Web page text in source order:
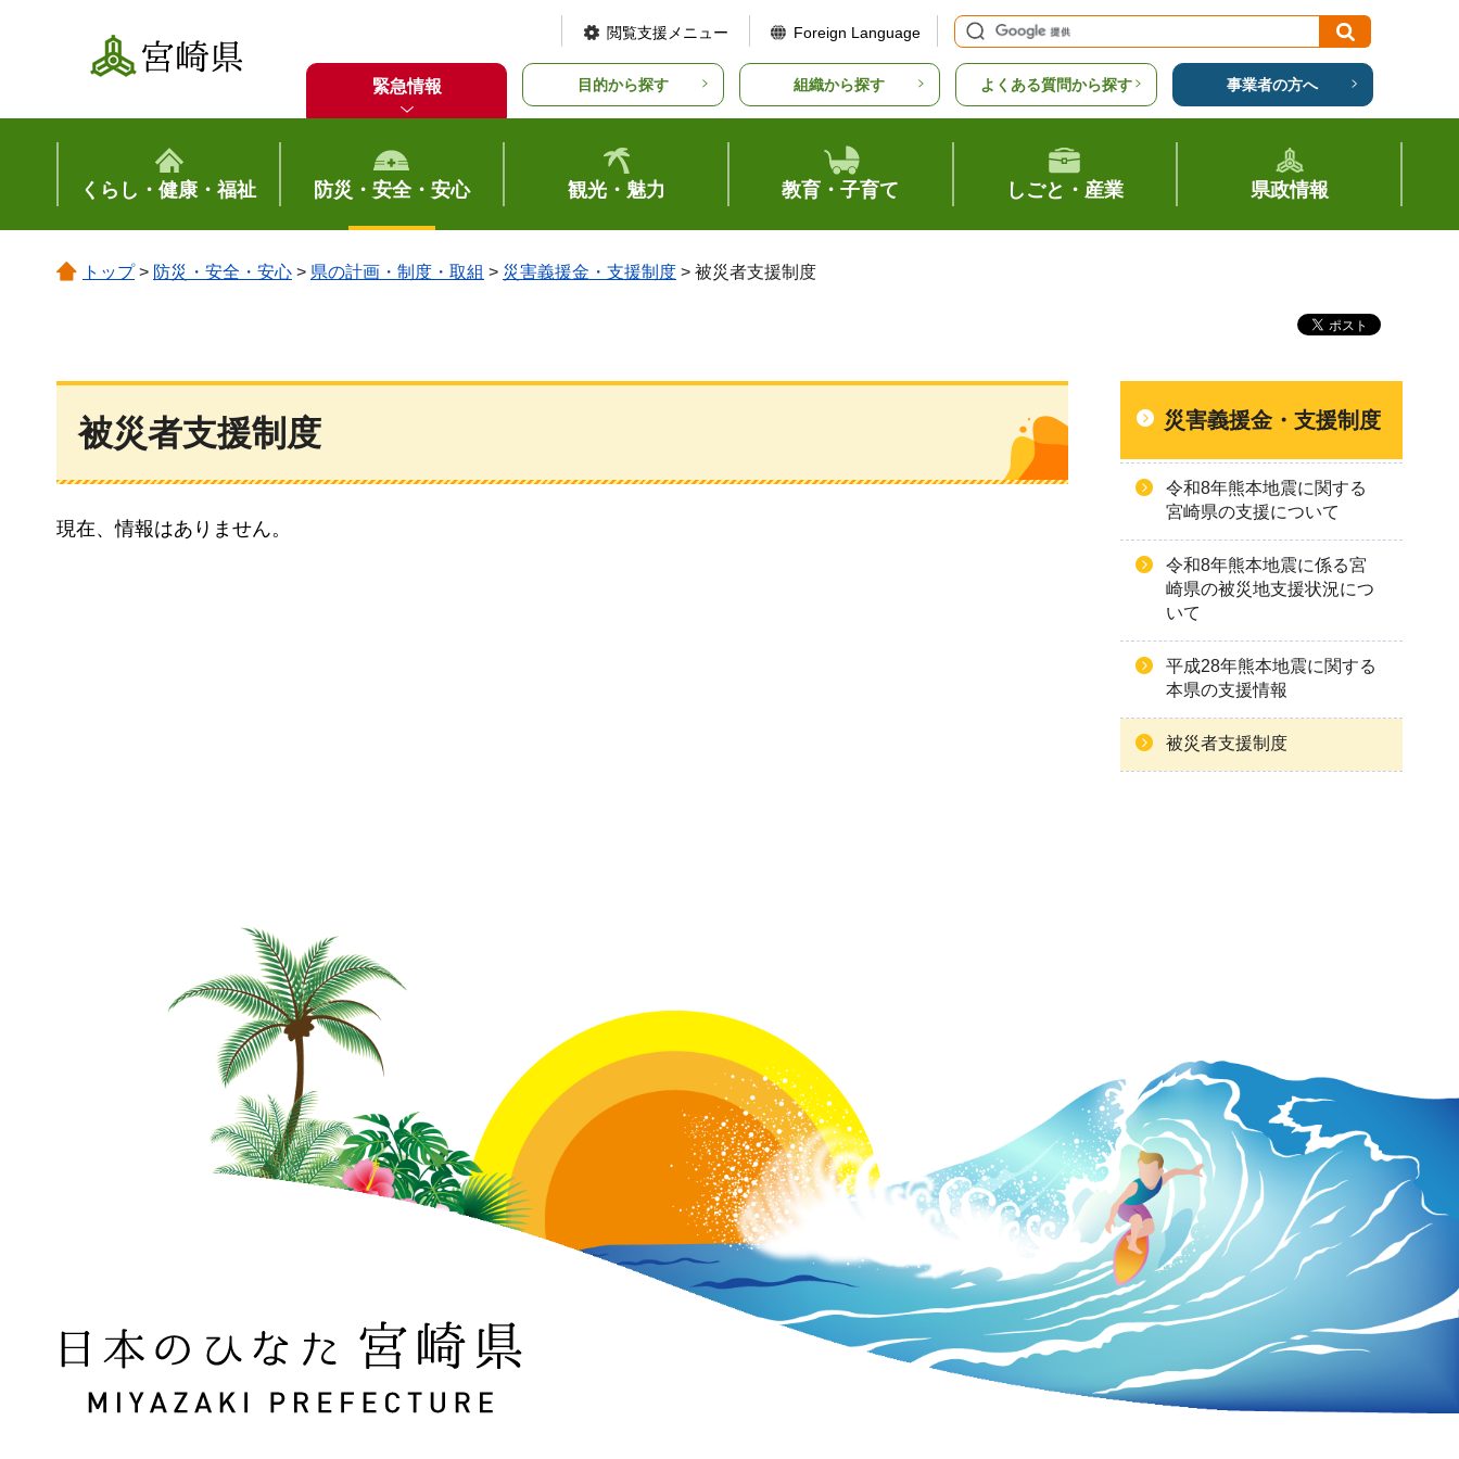
宮崎県
閲覧支援メニュー Foreign Language
緊急情報 目的から探す 組織から探す よくある質問から探す 事業者の方へ
くらし・健康・福祉 防災・安全・安心 観光・魅力 教育・子育て しごと・産業 県政情報
トップ> 防災・安全・安心 > 県の計画・制度・取組 > 災害義援金・支援制度 > 被災者支援制度
被災者支援制度
現在、情報はありません。
災害義援金・支援制度
令和8年熊本地震に関する
宮崎県の支援について
令和8年熊本地震に係る宮
崎県の被災地支援状況につ
いて
平成28年熊本地震に関する
本県の支援情報
被災者支援制度
日本のひなた 宮崎県 MIYAZAKI PREFECTURE